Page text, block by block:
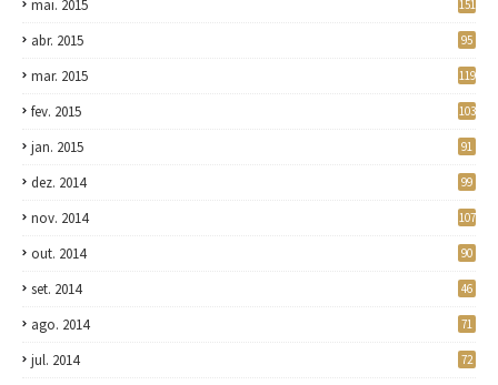
mai. 2015 151
abr. 2015 95
mar. 2015 119
fev. 2015 103
jan. 2015 91
dez. 2014 99
nov. 2014 107
out. 2014 90
set. 2014 46
ago. 2014 71
jul. 2014 72